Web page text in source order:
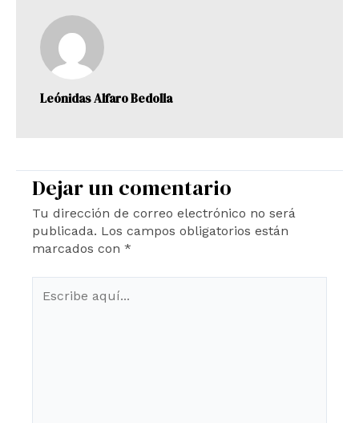
Leónidas Alfaro Bedolla
Dejar un comentario
Tu dirección de correo electrónico no será
publicada. Los campos obligatorios están
marcados con *
aquí...